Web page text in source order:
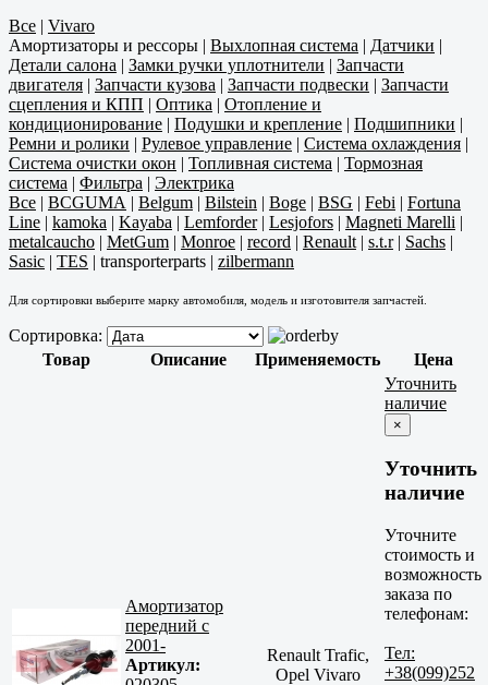
Все | Vivaro
Амортизаторы и рессоры | Выхлопная система | Датчики |
Детали салона | Замки ручки уплотнители | Запчасти
двигателя | Запчасти кузова | Запчасти подвески | Запчасти
сцепления и КПП | Оптика | Отопление и
кондиционирование | Подушки и крепление | Подшипники |
Ремни и ролики | Рулевое управление | Система охлаждения |
Система очистки окон | Топливная система | Тормозная
система | Фильтра | Электрика
Все | BCGUMA | Belgum | Bilstein | Boge | BSG | Febi | Fortuna
Line | kamoka | Kayaba | Lemforder| Lesjofors | Magneti Marelli |
metalcaucho | MetGum | Monroe | record | Renault | s.t.r| Sachs |
Sasic | TES | transporterparts | zilbermann
Для сортировки выберите марку автомобиля, модель и изготовителя запчастей.
Сортировка:
Товар
Описание Применяемость Цена
Амортизатор
передний с
2001-
Артикул:
Renault Trafic,
Opel Vivaro
Уточнить
наличие
×
Уточнить
наличие
Уточните
стоимость и
возможность
заказа по
телефонам:
Тел:
+38(099)252